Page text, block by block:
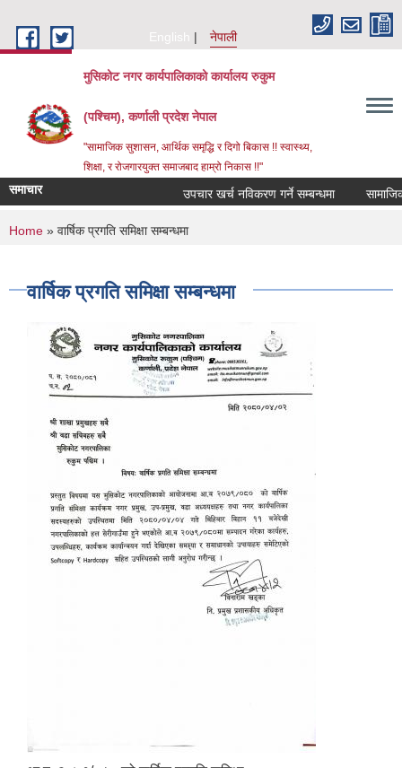
English
नेपाली
मुसिकोट नगर कार्यपालिकाको कार्यालय रुकुम
(पश्चिम), कर्णाली प्रदेश नेपाल
"सामाजिक सुशासन, आर्थिक समृद्धि र दिगो बिकास !! स्वास्थ्य,
शिक्षा, र रोजगारयुक्त समाजबाद हाम्रो निकास !!"
समाचार उपचार खर्च नविकरण गर्ने सम्बन्धमा
You are here
Home » वार्षिक प्रगति समिक्षा सम्बन्धमा
वार्षिक प्रगति समिक्षा सम्बन्धमा